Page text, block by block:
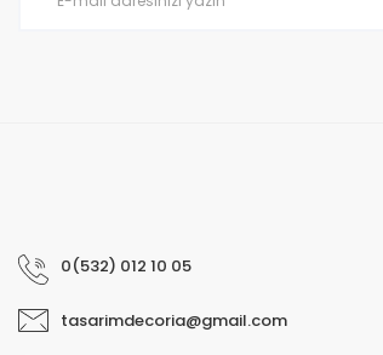
0(532) 012 10 05
tasarimdecoria@gmail.com